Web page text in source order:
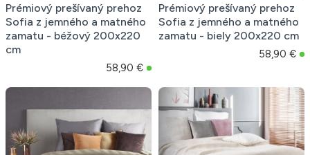
Prémiový prešívaný prehoz
Sofia z jemného a matného
zamatu - béžový 200x220
cm
58,90 €
Prémiový prešívaný prehoz
Sofia z jemného a matného
zamatu - biely 200x220 cm
58,90 €